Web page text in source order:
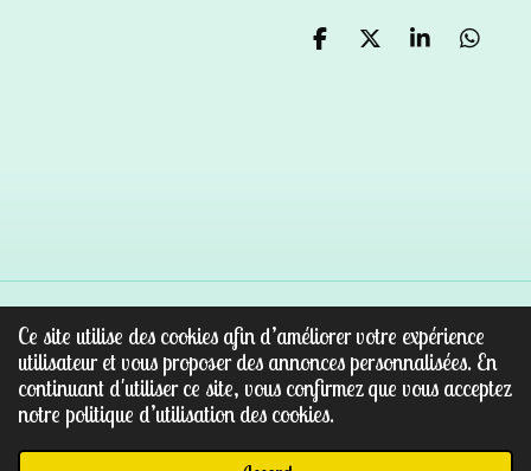
Ce site utilise des cookies afin d’améliorer votre expérience
utilisateur et vous proposer des annonces personnalisées. En
continuant d'utiliser ce site, vous confirmez que vous acceptez
notre politique d’utilisation des cookies.
P
P
P
P
© 2022 - 2026 Au paradis des pierres
Propulsé parWebador